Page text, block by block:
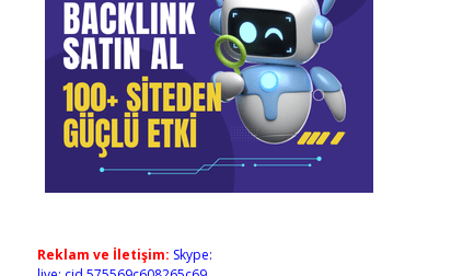
Reklam ve İletişim: Skype: